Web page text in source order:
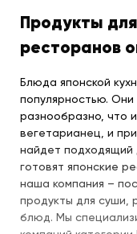
Продукты
ресторанов
Блюда японской
популярностью.
разнообразно, что
вегетарианец, и
найдет подходящий
готовят японские
наша компания –
продукты для суши,
блюд. Мы